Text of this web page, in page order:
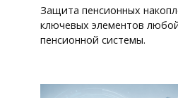
Защита пенсионных
ключевых элементов
пенсионной системы.